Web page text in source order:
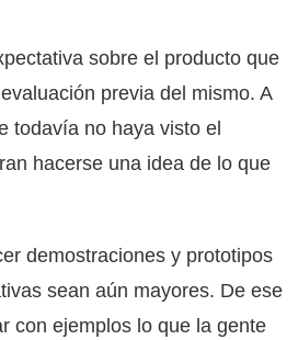
sobre el producto que
previa del mismo. A
todavía no haya visto el
hacerse una idea de lo que
demostraciones y prototipos
sean aún mayores. De ese
con ejemplos lo que la gente